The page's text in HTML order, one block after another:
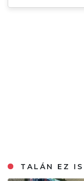
TALÁN EZ IS